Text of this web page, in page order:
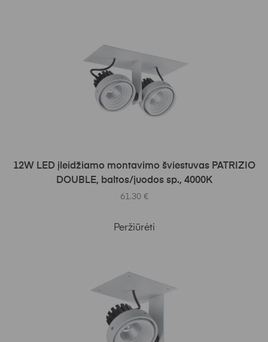
Į KREPŠELĮ
12W LED įleidžiamo montavimo šviestuvas PATRIZIO
DOUBLE, baltos/juodos sp., 4000K
61.30 €
Peržiūrėti